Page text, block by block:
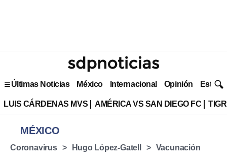
Últimas Noticias México Internacional Opinión Estilo
LUIS CÁRDENAS MVS AMÉRICA VS SAN DIEGO FC
MÉXICO
Coronavirus Hugo López-Gatell Vacunación